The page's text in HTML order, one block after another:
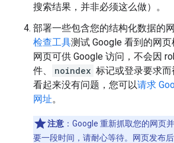
搜索结果，并非必须这么做）。
部署一些包含您的结构化数据的
检查工具测试 Google 看到的网
网页可供 Google 访问，不会因
件、
noindex 标记或登录要求
看起来没有问题，您可以请求
网址。
注意 ：Google 重新抓取您的网页
要一段时间，请耐心等待。网页发布